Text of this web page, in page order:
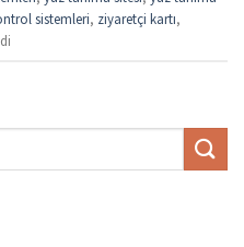
sistemleri, ziyaretçi kartı,